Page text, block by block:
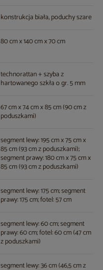
konstrukcja biała, poduchy szare
80 cm x 140 cm x 70 cm
technorattan + szyba z
hartowanego szkła o gr. 5 mm
67 cm x 74 cm x 85 cm (90 cm z
poduszkami)
segment lewy: 195 cm x 75 cm x
85 cm (93 cm z poduszkami);
segment prawy: 180 cm x 75 cm x
85 cm (93 cm z poduszkami)
segment lewy: 175 cm; segment
prawy: 175 cm; fotel: 57 cm
segment lewy: 60 cm; segment
prawy: 60 cm; fotel: 60 cm (47 cm
z poduszkami)
segment lewy: 36 cm (46,5 cm z